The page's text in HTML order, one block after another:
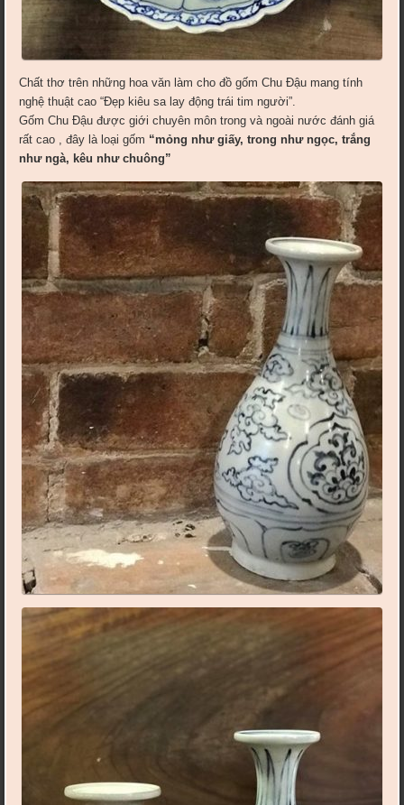
Chất thơ trên những hoa văn làm cho đồ gốm Chu Đậu mang tính
nghệ thuật cao “Đẹp kiêu sa lay động trái tim người”.
Gốm Chu Đậu được giới chuyên môn trong và ngoài nước đánh giá
rất cao , đây là loại gốm “mỏng như giấy, trong như ngọc, trắng
như ngà, kêu như chuông”